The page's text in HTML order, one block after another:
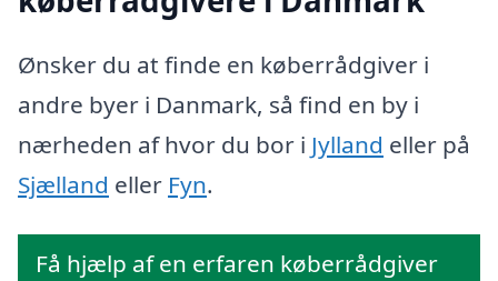
Ønsker du at finde en køberrådgiver i
andre byer i Danmark, så find en by i
nærheden af hvor du bor i Jylland eller på
Sjælland eller Fyn.
Få hjælp af en erfaren køberrådgiver